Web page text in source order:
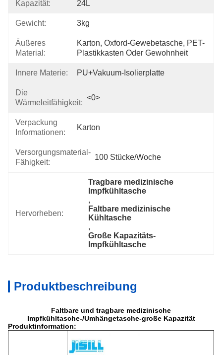
Kapazität: 24L
Gewicht: 3kg
Äußeres
Material:
Karton, Oxford-Gewebetasche, PET-
Plastikkasten Oder Gewohnheit
Innere Materie: PU+Vakuum-Isolierplatte
Die
Wärmeleitfähigkeit:
<0>
Verpackung
Informationen:
Karton
Versorgungsmaterial-
Fähigkeit:
100 Stücke/Woche
Hervorheben:
Tragbare medizinische
Impfkühltasche
,
Faltbare medizinische
Kühltasche
,
Große Kapazitäts-
Impfkühltasche
Produktbeschreibung
Faltbare und tragbare medizinische
Impfkühltasche-/Umhängetasche-große Kapazität
Produktinformation: